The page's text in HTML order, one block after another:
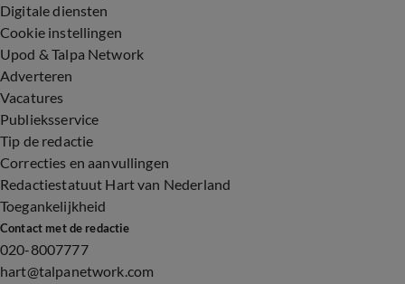
Digitale diensten
Cookie instellingen
Upod & Talpa Network
Adverteren
Vacatures
Publieksservice
Tip de redactie
Correcties en aanvullingen
Redactiestatuut Hart van Nederland
Toegankelijkheid
Contact met de redactie
020-8007777
hart@talpanetwork.com